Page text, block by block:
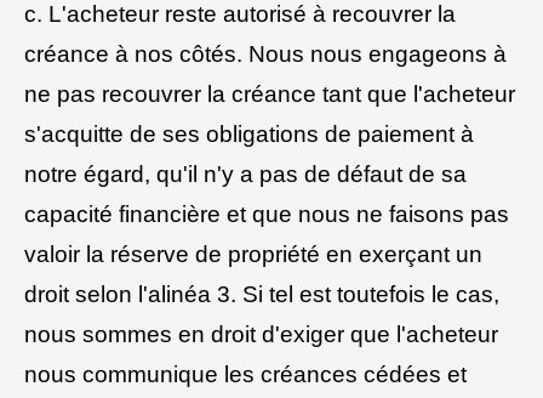
c. L'acheteur reste autorisé à recouvrer la
créance à nos côtés. Nous nous engageons à
ne pas recouvrer la créance tant que l'acheteur
s'acquitte de ses obligations de paiement à
notre égard, qu'il n'y a pas de défaut de sa
capacité financière et que nous ne faisons pas
valoir la réserve de propriété en exerçant un
droit selon l'alinéa 3. Si tel est toutefois le cas,
nous sommes en droit d'exiger que l'acheteur
nous communique les créances cédées et